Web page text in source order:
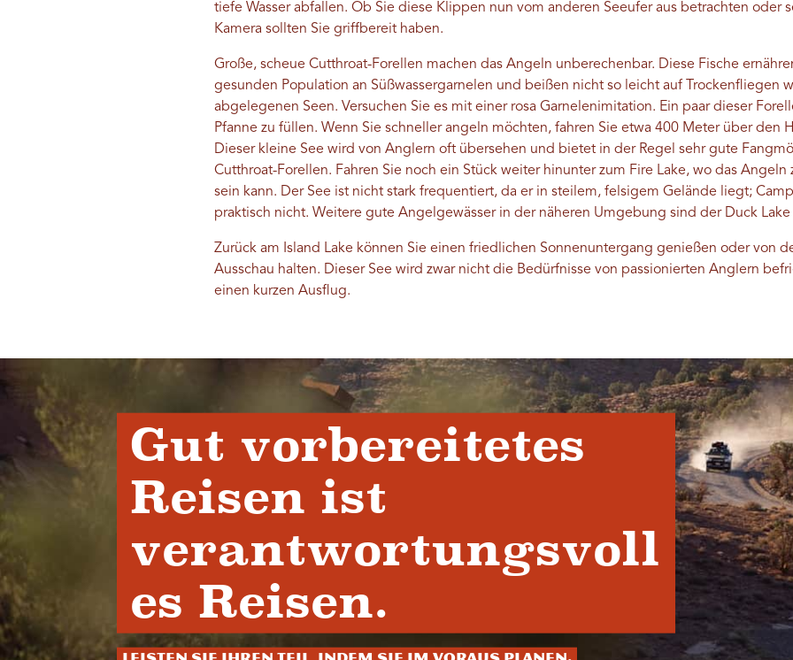
tiefe Wasser abfallen. Ob Sie diese Klippen nun vom anderen Seeufer aus betrachten oder
Kamera sollten Sie griffbereit haben.
Große, scheue Cutthroat-Forellen machen das Angeln unberechenbar. Diese Fische
gesunden Population an Süßwassergarnelen und beißen nicht so leicht auf Trockenfliegen
abgelegenen Seen. Versuchen Sie es mit einer rosa Garnelenimitation. Ein paar dieser
Pfanne zu füllen. Wenn Sie schneller angeln möchten, fahren Sie etwa 400 Meter über den
Dieser kleine See wird von Anglern oft übersehen und bietet in der Regel sehr gute
Cutthroat-Forellen. Fahren Sie noch ein Stück weiter hinunter zum Fire Lake, wo das
sein kann. Der See ist nicht stark frequentiert, da er in steilem, felsigem Gelände liegt;
praktisch nicht. Weitere gute Angelgewässer in der näheren Umgebung sind der Duck Lake
Zurück am Island Lake können Sie einen friedlichen Sonnenuntergang genießen oder von
Ausschau halten. Dieser See wird zwar nicht die Bedürfnisse von passionierten Anglern
einen kurzen Ausflug.
Gut vorbereitetes
Reisen ist
verantwortungsvoll
es Reisen.